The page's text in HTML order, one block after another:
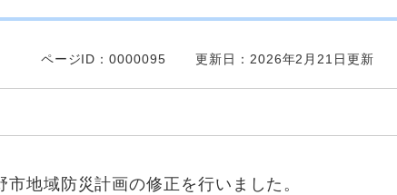
ページID：0000095 更新日：2026年2月21日更新
地域防災計画の修正を行いました。